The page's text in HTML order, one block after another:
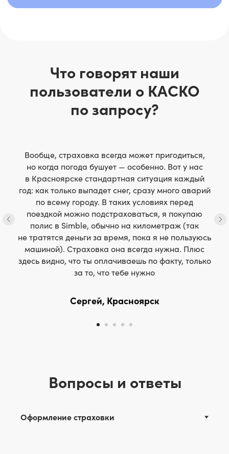
Что говорят наши
пользователи о КАСКО
по запросу?
Вообще, страховка всегда может пригодиться,
но когда погода бушует — особенно. Вот у нас
в Красноярске стандартная ситуация каждый
год: как только выпадет снег, сразу много аварий
по всему городу. В таких условиях перед
поездкой можно подстраховаться, я покупаю
полис в Simble, обычно на километраж (так
не тратятся деньги за время, пока я не пользуюсь
машиной). Страховка она всегда нужна. Плюс
здесь видно, что ты оплачиваешь по факту, только
за то, что тебе нужно
Сергей, Красноярск
Вопросы и ответы